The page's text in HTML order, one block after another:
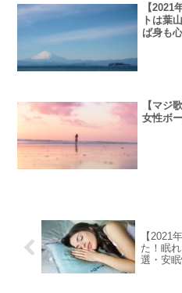
【2021
トは葉
ば身も
【マジ
女性ボ
【2021
た！眠
選・安